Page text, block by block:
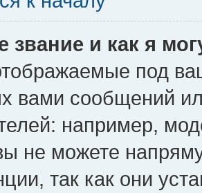
звание и как я
под
вами сообщений
например,
не можете
так как они